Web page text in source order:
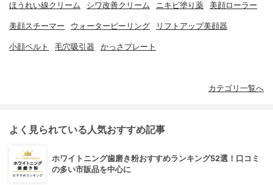
ほうれい線クリーム シワ改善クリーム ニキビ塗り薬 美顔ローラー
美顔スチーマー ウォーターピーリング リフトアップ美顔器
小顔ベルト 毛穴吸引器 かっさプレート
カテゴリ一覧へ
よく見られている人気おすすめ記事
ホワイトニング歯磨き粉おすすめランキング52選！口コミ
の多い市販品を中心に